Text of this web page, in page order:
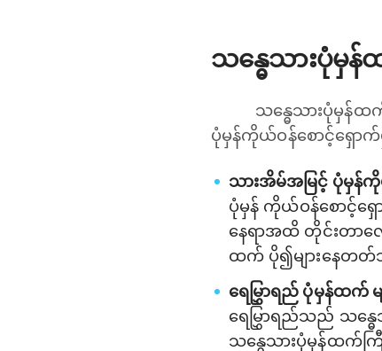
သန္ဓေသားပုံမှန်
သန္ဓေသားပုံမှန်
ပုံမှန်ကိုယ်ဝန်စောင့်ရှော
သားအိမ်အမြင့် ပုံမှန်
ပုံမှန် ကိုယ်ဝန်စောင့်ရှ
နေရာအထိ တိုင်းတာ
ထက် ပို၍များနေတ
ရေမြွှာရည် ပုံမှန်ထက် မ
ရေမြွှာရည်သည် သန္ဓ
သန္ဓေသားပုံမှန်ထက်ကြီ